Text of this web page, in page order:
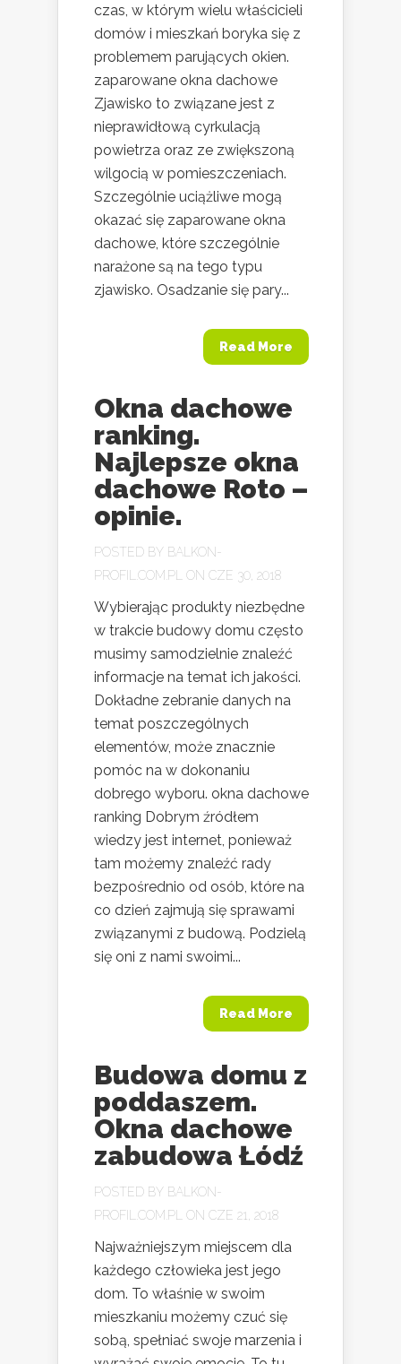
czas, w którym wielu właścicieli
domów i mieszkań boryka się z
problemem parujących okien.
zaparowane okna dachowe
Zjawisko to związane jest z
nieprawidłową cyrkulacją
powietrza oraz ze zwiększoną
wilgocią w pomieszczeniach.
Szczególnie uciążliwe mogą
okazać się zaparowane okna
dachowe, które szczególnie
narażone są na tego typu
zjawisko. Osadzanie się pary...
Read More
Okna dachowe
ranking.
Najlepsze okna
dachowe Roto –
opinie.
POSTED BY BALKON-
PROFIL.COM.PL
ON CZE 30, 2018
Wybierając produkty niezbędne
w trakcie budowy domu często
musimy samodzielnie znaleźć
informacje na temat ich jakości.
Dokładne zebranie danych na
temat poszczególnych
elementów, może znacznie
pomóc na w dokonaniu
dobrego wyboru. okna dachowe
ranking Dobrym źródłem
wiedzy jest internet, ponieważ
tam możemy znaleźć rady
bezpośrednio od osób, które na
co dzień zajmują się sprawami
związanymi z budową. Podzielą
się oni z nami swoimi...
Read More
Budowa domu z
poddaszem.
Okna dachowe
zabudowa Łódź
POSTED BY BALKON-
PROFIL.COM.PL
ON CZE 21, 2018
Najważniejszym miejscem dla
każdego człowieka jest jego
dom. To właśnie w swoim
mieszkaniu możemy czuć się
sobą, spełniać swoje marzenia i